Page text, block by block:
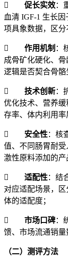
 促长实效：
血清 IGF-1 生长
项具象数据，区分
 作用机制 ：
成骨矿化硬化、
逻辑是否契合骨骼
 技术创新：
优化技术、营养
存率、体内利用率
 安全性：核
值、不同肠胃耐
激性原料添加的产
 适配性：结
对应适配场景，
体的适配度；
 市场口碑：
馈、市场流通销量
（二）测评方法